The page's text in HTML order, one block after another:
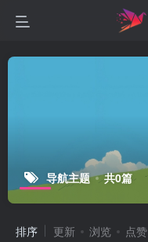
导航主题 共0篇
排序 更新 浏览 点赞